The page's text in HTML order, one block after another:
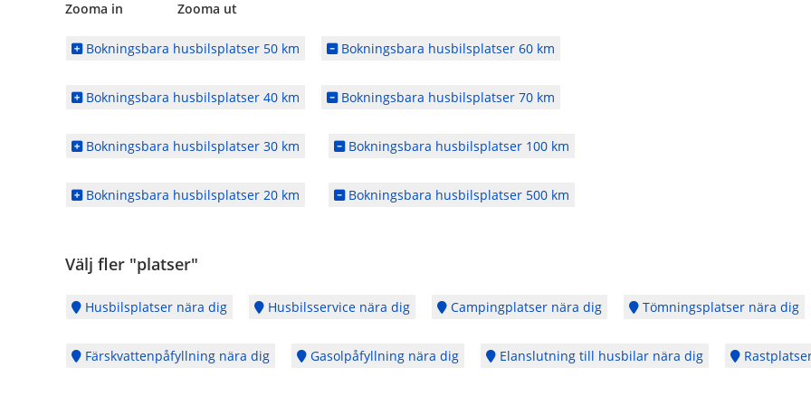
Zooma in Zooma ut
Bokningsbara husbilsplatser 50 km Bokningsbara husbilsplatser 60 km
Bokningsbara husbilsplatser 40 km Bokningsbara husbilsplatser 70 km
Bokningsbara husbilsplatser 30 km Bokningsbara husbilsplatser 100 km
Bokningsbara husbilsplatser 20 km Bokningsbara husbilsplatser 500 km
Välj fler "platser"
Husbilsplatser nära dig Husbilsservice nära dig Campingplatser nära dig Tömningsplatser nära dig
Färskvattenpåfyllning nära dig Gasolpåfyllning nära dig Elanslutning till husbilar nära dig